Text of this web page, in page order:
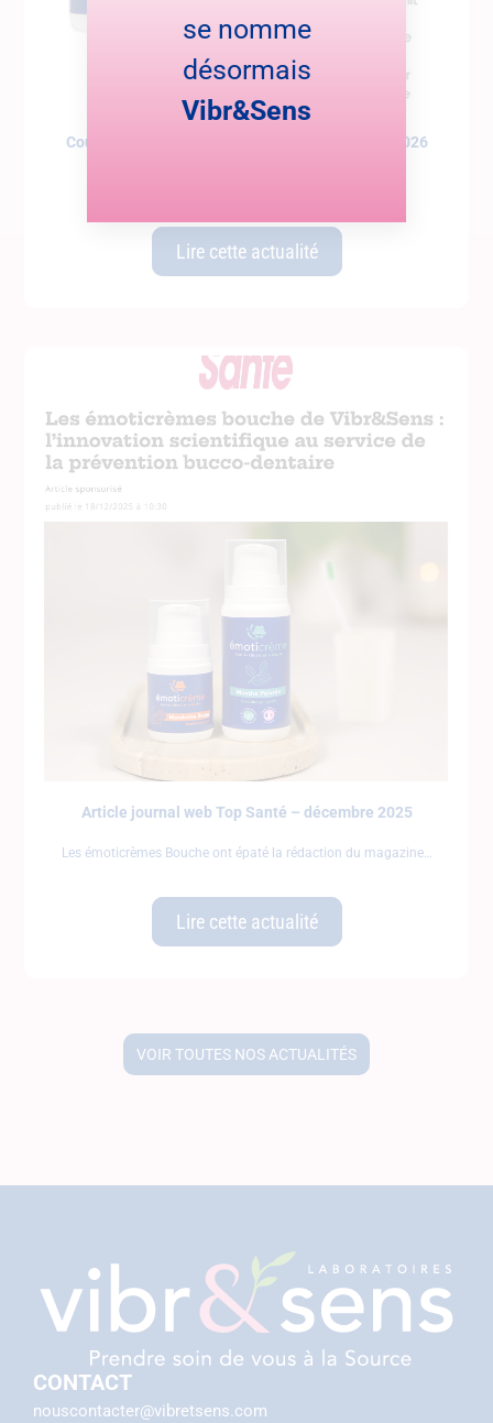
Coup de cœur dans Cerveau et Santé – janvier 2026
Lire cette actualité
Article journal web Top Santé – décembre 2025
Les émoticrèmes Bouche ont épaté la rédaction du magazine
Lire cette actualité
VOIR TOUTES NOS ACTUALITÉS
CONTACT
nouscontacter@vibretsens.com
se nomme
désormais
Vibr&Sens